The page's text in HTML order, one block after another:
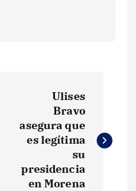
Ulises
Bravo
asegura que
es legítima
su
presidencia
en Morena